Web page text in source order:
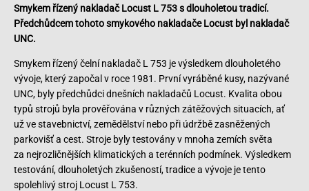
Smykem řízený nakladač Locust L 753 s dlouholetou tradicí.
Předchůdcem tohoto smykového nakladače Locust byl nakladač
UNC.
Smykem řízený čelní nakladač L 753 je výsledkem dlouholetého
vývoje, který započal v roce 1981. První vyráběné kusy, nazývané
UNC, byly předchůdci dnešních nakladačů Locust. Kvalita obou
typů strojů byla prověřována v různých zátěžových situacích, ať
už ve stavebnictví, zemědělství nebo při údržbě zasněžených
parkovišť a cest. Stroje byly testovány v mnoha zemích světa
za nejrozličnějších klimatických a terénních podmínek. Výsledkem
testování, dlouholetých zkušeností, tradice a vývoje je tento
spolehlivý stroj Locust L 753.